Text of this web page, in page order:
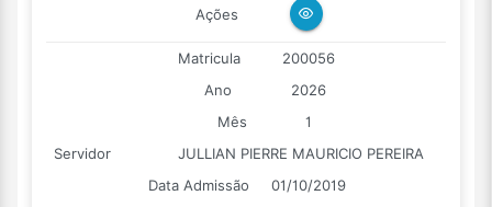
Ações
Matricula
200056
Ano
2026
Mês
1
Servidor
JULLIAN PIERRE MAURICIO PEREIRA
Data Admissão
01/10/2019